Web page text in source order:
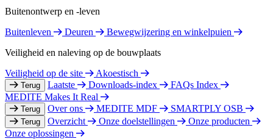
Buitenontwerp en -leven
Buitenleven
Deuren
Bewegwijzering en winkelpuien
Veiligheid en naleving op de bouwplaats
Veiligheid op de site
Akoestisch
Terug Laatste Downloads-index
FAQs Index
MEDITE Makes It Real
Terug Over ons MEDITE MDF SMARTPLY OSB
Terug Overzicht Onze doelstellingen
Onze producten
Onze oplossingen